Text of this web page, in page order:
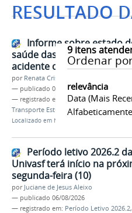
RESULTADO
9itens
Ordenar
relevância
Data (mais
Alfabeticamente
Informe sobre estado
saúde das estudantes
acidente com o ônibus
por Renata Cristina de Sá Barreto Freitas
— publicado 01/12/2025
— registrado em:
Assistência Estudantil
Transporte Estudantil Intercampi
Localizado em Notícias
Período letivo 2026.2 da
Univasf terá início na
segunda-feira (10)
por Juciane de Jesus Aleixo
— publicado 06/08/2026
— registrado em: Período Letivo 2026.2,